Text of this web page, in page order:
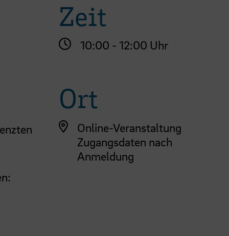
Zeit
10:00 - 12:00 Uhr
Ort
Online-Veranstaltung
Zugangsdaten nach
Anmeldung